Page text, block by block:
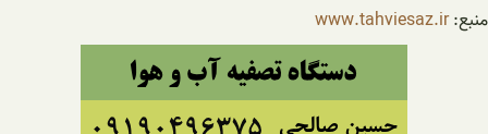
منبع:www.tahviesaz.ir